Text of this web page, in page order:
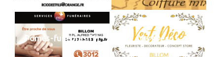
Pomes-funebres (1) VertDeco1